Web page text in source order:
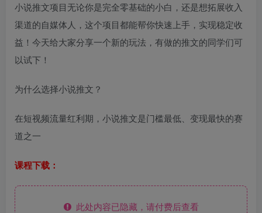
小说推文项目无论你是完全零基础的小白，还是想拓展收入
渠道的自媒体人，这个项目都能帮你快速上手，实现稳定收
益！今天给大家分享一个新的玩法，有做的推文的同学们可
以试下！
为什么选择小说推文？
在短视频流量红利期，小说推文是门槛最低、变现最快的赛
道之一
课程下载：
此处内容已隐藏，请付费后查看